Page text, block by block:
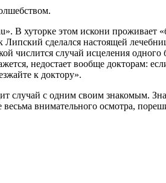
В хуторке этом искони проживает
сделался настоящей
числится случай исцеления одного
недостает вообще докторам:
к доктору».
случай с одним своим знакомым.
внимательного осмотра,